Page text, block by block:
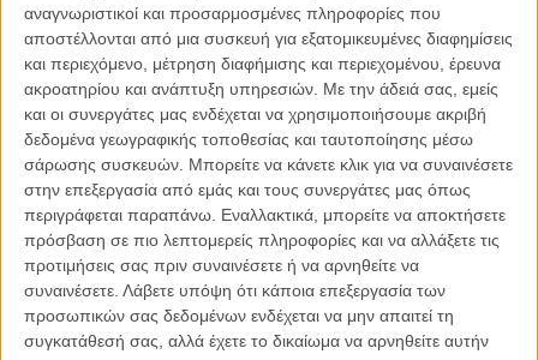
αναγνωριστικοί και προσαρμοσμένες πληροφορίες που
αποστέλλονται από μια συσκευή για εξατομικευμένες διαφημίσεις
και περιεχόμενο, μέτρηση διαφήμισης και περιεχομένου, έρευνα
ακροατηρίου και ανάπτυξη υπηρεσιών. Με την άδειά σας, εμείς
και οι συνεργάτες μας ενδέχεται να χρησιμοποιήσουμε ακριβή
δεδομένα γεωγραφικής τοποθεσίας και ταυτοποίησης μέσω
σάρωσης συσκευών. Μπορείτε να κάνετε κλικ για να συναινέσετε
στην επεξεργασία από εμάς και τους συνεργάτες μας όπως
περιγράφεται παραπάνω. Εναλλακτικά, μπορείτε να αποκτήσετε
πρόσβαση σε πιο λεπτομερείς πληροφορίες και να αλλάξετε τις
προτιμήσεις σας πριν συναινέσετε ή να αρνηθείτε να
συναινέσετε. Λάβετε υπόψη ότι κάποια επεξεργασία των
προσωπικών σας δεδομένων ενδέχεται να μην απαιτεί τη
συγκατάθεσή σας, αλλά έχετε το δικαίωμα να αρνηθείτε αυτήν